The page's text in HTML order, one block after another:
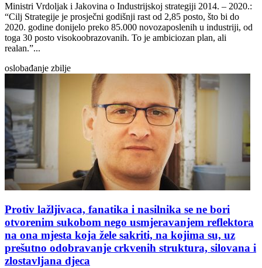
Ministri Vrdoljak i Jakovina o Industrijskoj strategiji 2014. – 2020.:
“Cilj Strategije je prosječni godišnji rast od 2,85 posto, što bi do
2020. godine donijelo preko 85.000 novozaposlenih u industriji, od
toga 30 posto visokoobrazovanih. To je ambiciozan plan, ali
realan.”...
oslobađanje zbilje
Protiv lažljivaca, fanatika i nasilnika se ne bori
otvorenim sukobom nego usmjeravanjem reflektora
na ona mjesta koja žele sakriti, na kojima su, uz
prešutno odobravanje crkvenih struktura, silovana i
zlostavljana djeca